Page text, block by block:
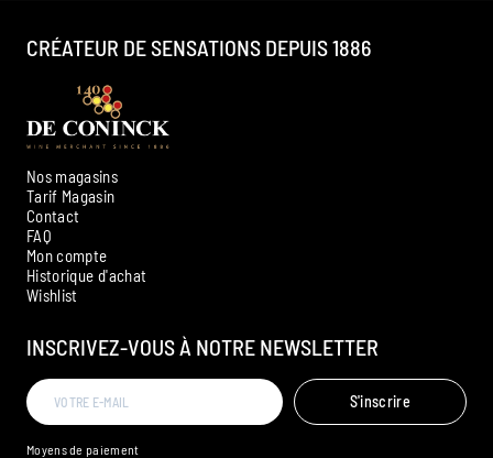
Nos magasins
Tarif Magasin
Contact
FAQ
Mon compte
Historique d'achat
Wishlist
INSCRIVEZ-VOUS À NOTRE NEWSLETTER
S'inscrire
CRÉATEUR DE SENSATIONS DEPUIS 1886
Moyens de paiement